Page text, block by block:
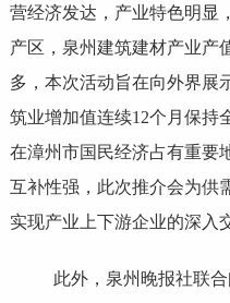
营经济发达，产业特色明显
产区，泉州建筑建材产业产
多，本次活动旨在向外界展
筑业增加值连续12个月保持
在漳州市国民经济占有重要
互补性强，此次推介会为供
实现产业上下游企业的深入
此外，泉州晚报社联合